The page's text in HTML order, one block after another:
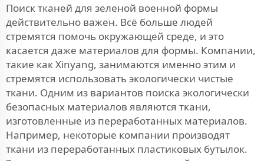
Поиск тканей для зеленой военной формы
действительно важен. Всё больше людей
стремятся помочь окружающей среде, и это
касается даже материалов для формы. Компании,
такие как Xinyang, занимаются именно этим и
стремятся использовать экологически чистые
ткани. Одним из вариантов поиска экологически
безопасных материалов являются ткани,
изготовленные из переработанных материалов.
Например, некоторые компании производят
ткани из переработанных пластиковых бутылок.